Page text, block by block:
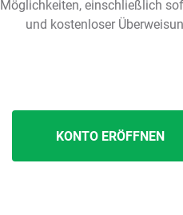
Möglichkeiten, einschließlich
und kostenloser
KONTO ERÖFFNEN